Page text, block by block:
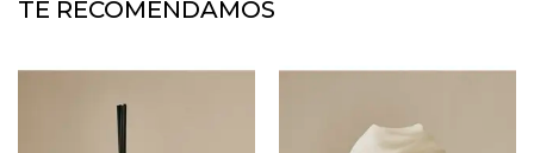
TE RECOMENDAMOS